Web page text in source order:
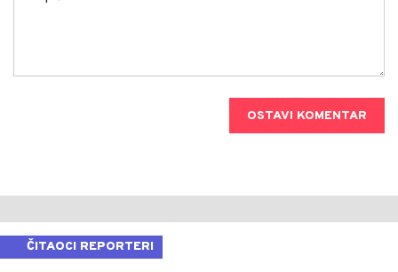
OSTAVI KOMENTAR
ČITAOCI REPORTERI